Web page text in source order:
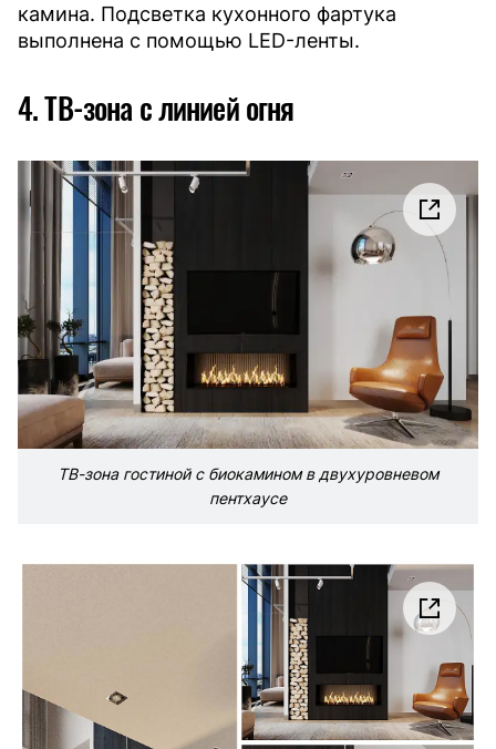
камина. Подсветка кухонного фартука
выполнена с помощью LED-ленты.
4. ТВ-зона с линией огня
ТВ-зона гостиной с биокамином в двухуровневом
пентхаусе